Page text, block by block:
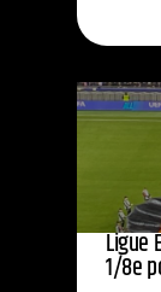
Ligue
1/8e